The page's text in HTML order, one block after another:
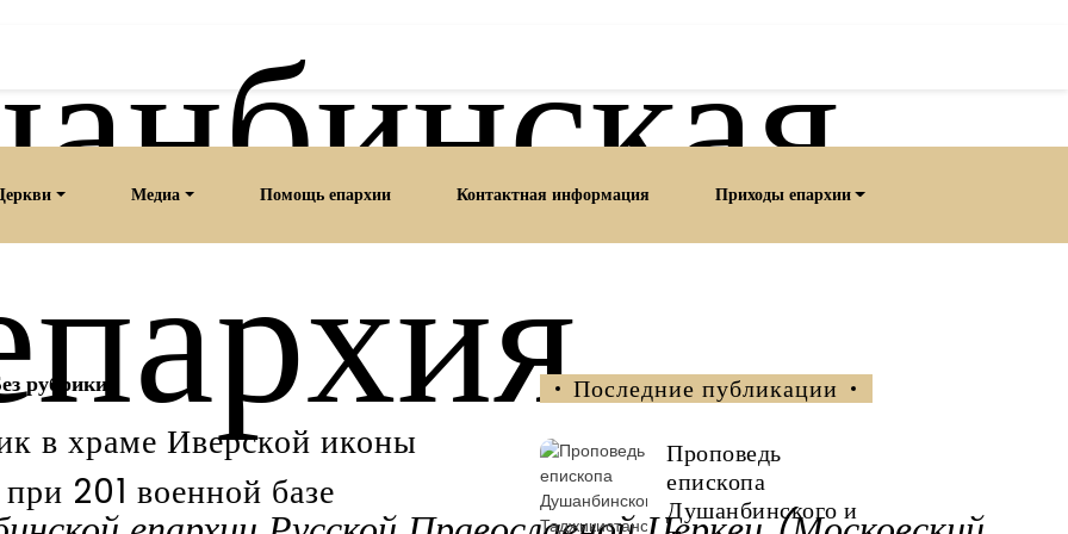
Медиа Помощь епархии Контактная информация Приходы епархии
рубрики
в храме Иверской иконы
201 военной базе
Последние публикации
Проповедь
епископа
Душанбинского и